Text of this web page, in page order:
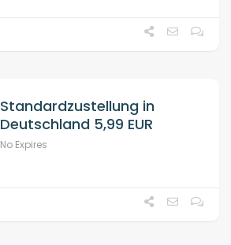
Standardzustellung in
Deutschland 5,99 EUR
No Expires